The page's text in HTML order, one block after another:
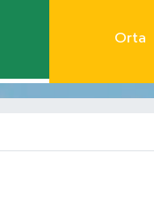
Orta